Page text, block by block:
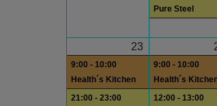
Pure Steel
23
9:00 - 10:00
Health´s Kitchen
21:00 - 23:00
9:00 - 10:00
Health´s
12:00 - 13:00